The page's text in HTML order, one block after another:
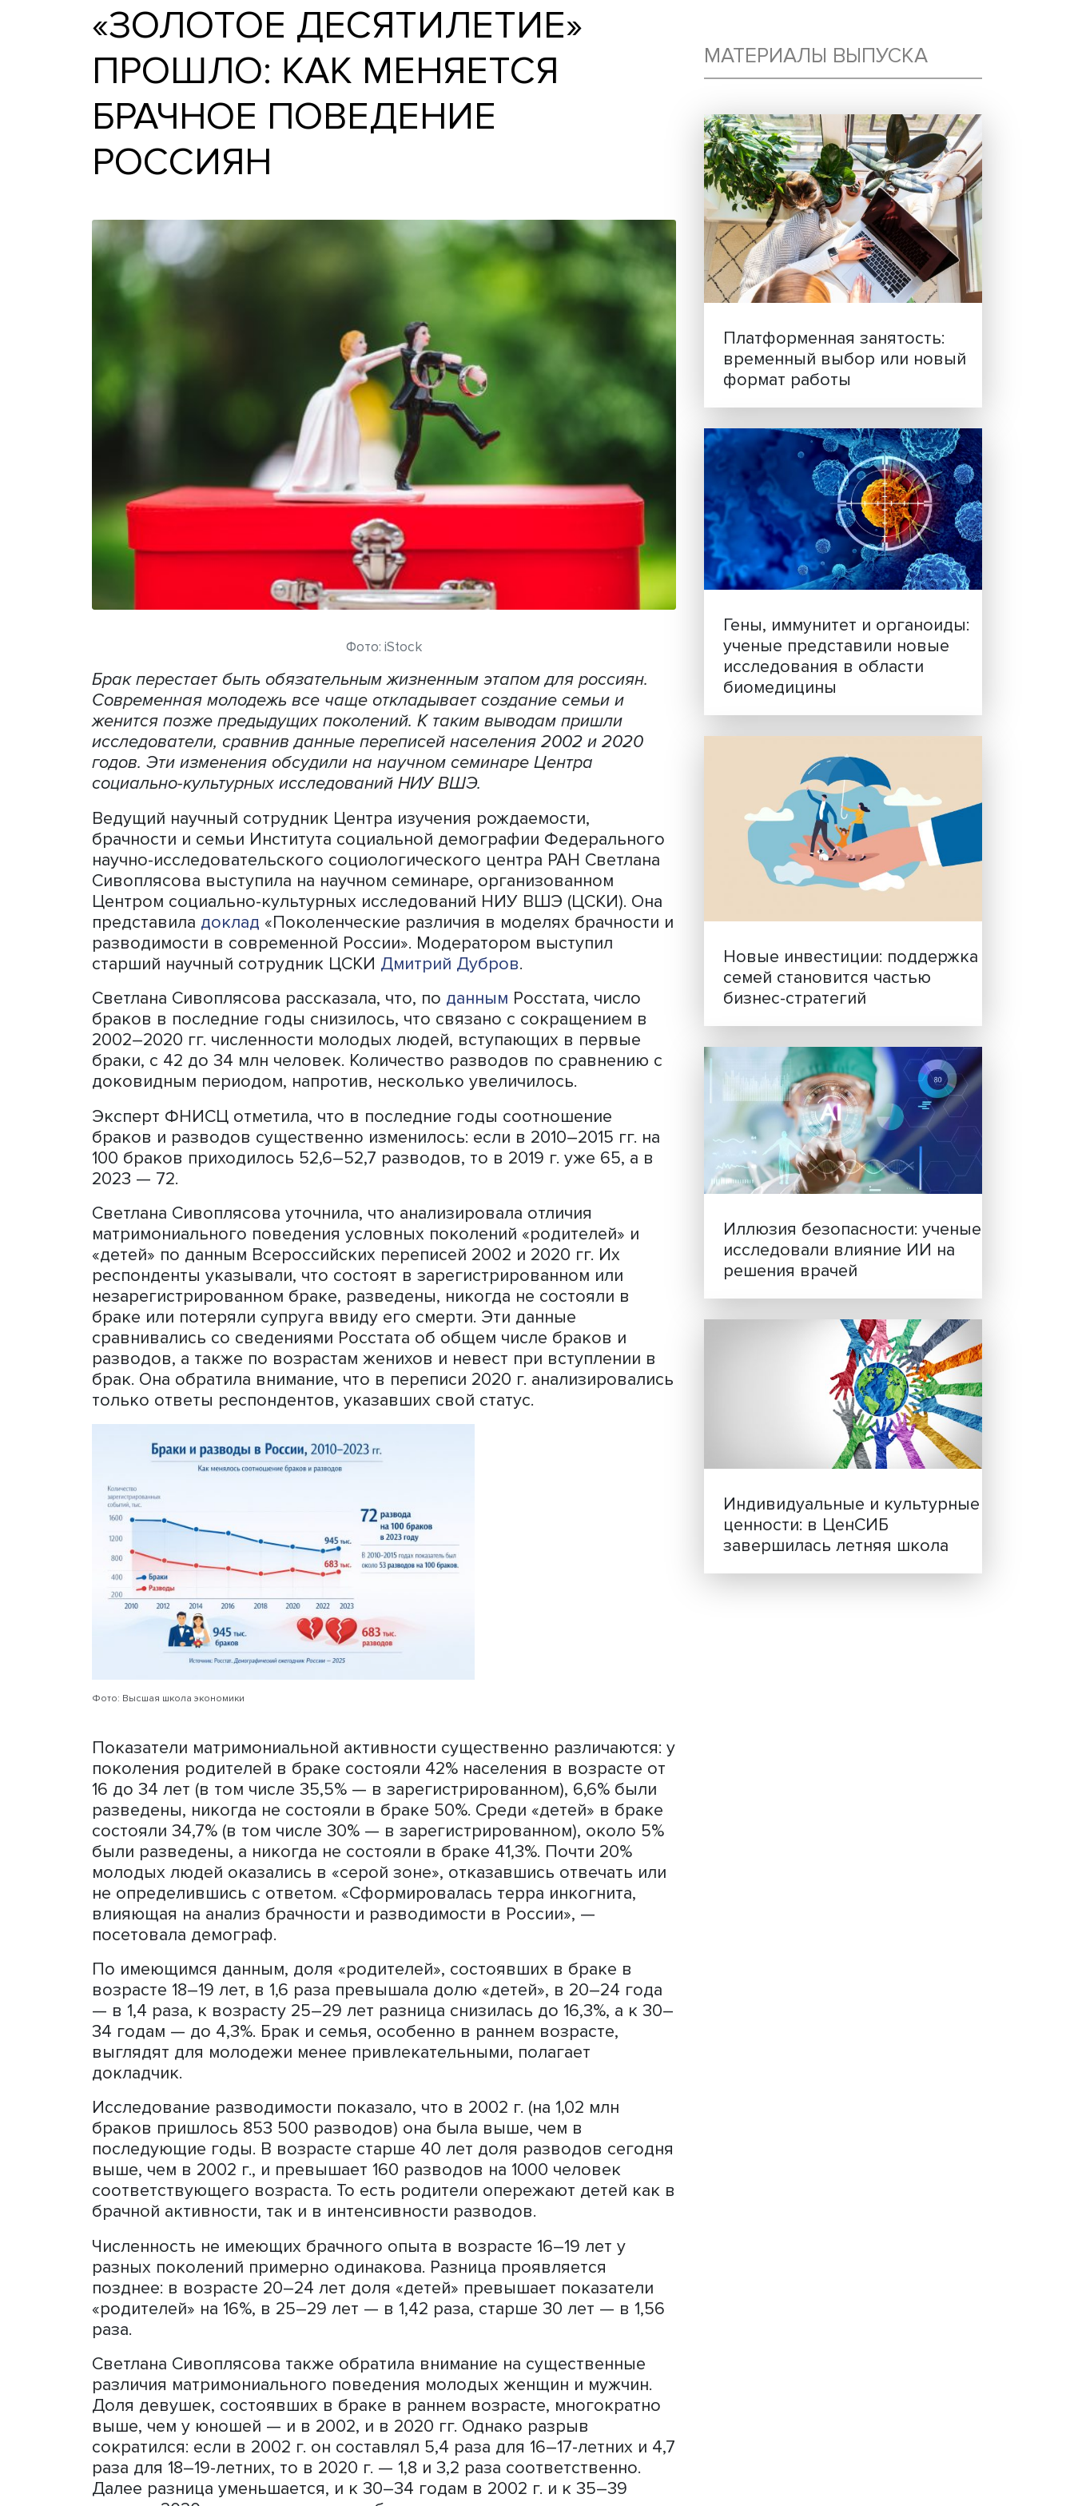
«ЗОЛОТОЕ ДЕСЯТИЛЕТИЕ»
ПРОШЛО: КАК МЕНЯЕТСЯ
БРАЧНОЕ ПОВЕДЕНИЕ
РОССИЯН
Брак перестает быть обязательным жизненным этапом для россиян.
Современная молодежь все чаще откладывает создание семьи и
женится позже предыдущих поколений. К таким выводам пришли
исследователи, сравнив данные переписей населения 2002 и 2020
годов. Эти изменения обсудили на научном семинаре Центра
социально-культурных исследований НИУ ВШЭ.
Ведущий научный сотрудник Центра изучения рождаемости,
брачности и семьи Института социальной демографии Федерального
научно-исследовательского социологического центра РАН Светлана
Сивоплясова выступила на научном семинаре, организованном
Центром социально-культурных исследований НИУ ВШЭ (ЦСКИ). Она
представила доклад«Поколенческие различия в моделях брачности и
разводимости в современной России». Модератором выступил
старший научный сотрудник ЦСКИДмитрий Дубров
Светлана Сивоплясова рассказала, что, по
Росстата, число
браков в последние годы снизилось, что связано с сокращением в
2002–2020 гг. численности молодых людей, вступающих в первые
браки, с 42 до 34 млн человек. Количество разводов по сравнению с
доковидным периодом, напротив, несколько увеличилось.
Эксперт ФНИСЦ отметила, что в последние годы соотношение
браков и разводов существенно изменилось: если в 2010–2015 гг. на
100 браков приходилось 52,6–52,7 разводов, то в 2019 г. уже 65, а в
2023 — 72.
Светлана Сивоплясова уточнила, что анализировала отличия
матримониального поведения условных поколений «родителей» и
«детей» по данным Всероссийских переписей 2002 и 2020 гг. Их
респонденты указывали, что состоят в зарегистрированном или
незарегистрированном браке, разведены, никогда не состояли в
браке или потеряли супруга ввиду его смерти. Эти данные
сравнивались со сведениями Росстата об общем числе браков и
разводов, а также по возрастам женихов и невест при вступлении в
брак. Она обратила внимание, что в переписи 2020 г. анализировались
только ответы респондентов, указавших свой статус.
Фото: Высшая школа экономики
Показатели матримониальной активности существенно различаются: у
поколения родителей в браке состояли 42% населения в возрасте от
16 до 34 лет (в том числе 35,5% — в зарегистрированном), 6,6% были
разведены, никогда не состояли в браке 50%. Среди «детей» в браке
состояли 34,7% (в том числе 30% — в зарегистрированном), около 5%
были разведены, а никогда не состояли в браке 41,3%. Почти 20%
молодых людей оказались в «серой зоне», отказавшись отвечать или
влияющая на анализ брачности и разводимости в России», —
посетовала демограф.
По имеющимся данным, доля «родителей», состоявших в браке в
возрасте 18–19 лет, в 1,6 раза превышала долю «детей», в 20–24 года
— в 1,4 раза, к возрасту 25–29 лет разница снизилась до 16,3%, а к 30–
34 годам — до 4,3%. Брак и семья, особенно в раннем возрасте,
выглядят для молодежи менее привлекательными, полагает
докладчик.
Исследование разводимости показало, что в 2002 г. (на 1,02 млн
браков пришлось 853 500 разводов) она была выше, чем в
МАТЕРИАЛЫ ВЫПУСКА
Платформенная
временный выбор или
формат работы
Гены, иммунитет и
ученые представили
исследования в области
биомедицины
Новые инвестиции:
семей становится частью
бизнес-стратегий
Иллюзия безопасности:
решения врачей